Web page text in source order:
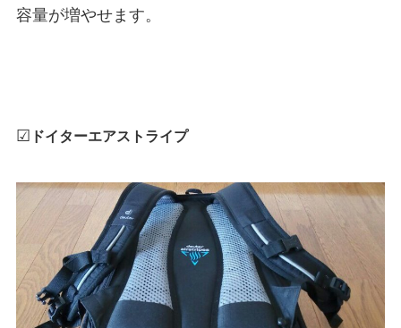
容量が増やせます。
☑ ドイターエアストライプ